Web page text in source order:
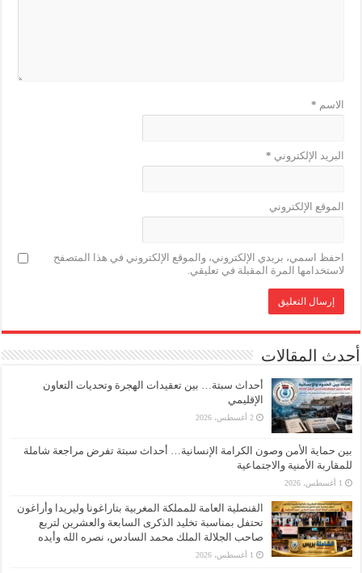
الاسم *
البريد الإلكتروني *
الموقع الإلكتروني
احفظ اسمي، بريدي الإلكتروني، والموقع الإلكتروني في هذا المتصفح
لاستخدامها المرة المقبلة في تعليقي.
أحدث المقالات
أحداث سبتة… بين تعقيدات الهجرة وتحديات التعاون
الإقليمي
2 أغسطس، 2026
بين حماية الأمن وصون الكرامة الإنسانية… أحداث سبتة تفرض مراجعة شاملة
للمقاربة الأمنية والاجتماعية
1 أغسطس، 2026
القنصلية العامة للمملكة المغربية بتاراغونا وليريدا وأراغون
تحتفل بمناسبة تخليد الذكرى السابعة والعشرين لتربع
صاحب الجلالة الملك محمد السادس، نصره الله وأيده
1 أغسطس، 2026